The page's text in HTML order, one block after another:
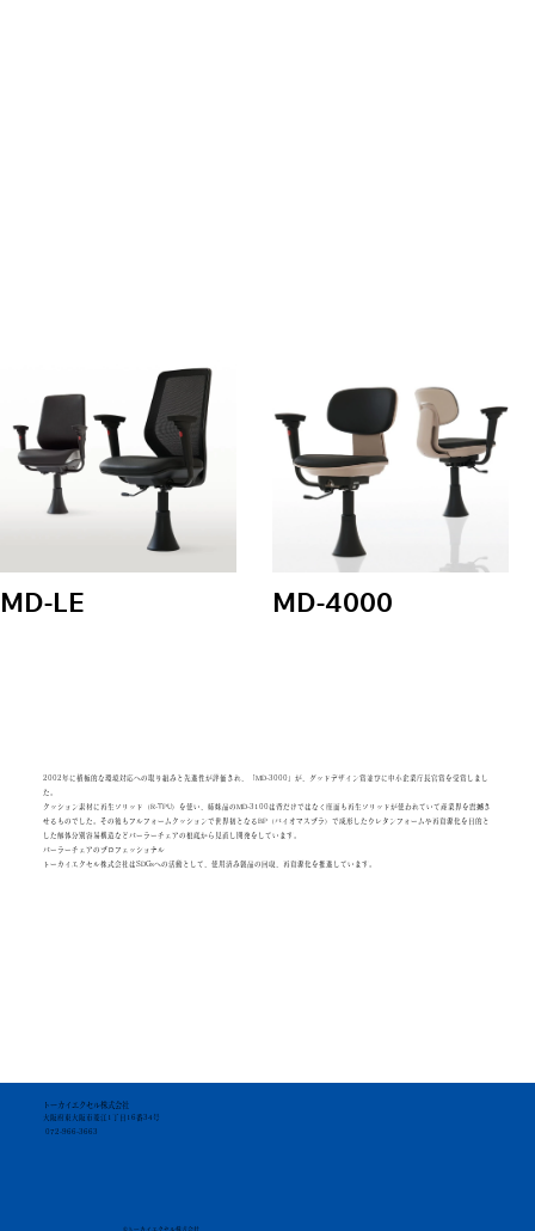
MD-LE MD-4000
2002年に積極的な環境対応への取り組みと先進性が評価され、「MD-3000」が、グッドデザイン賞並びに中小企業庁長官賞を受賞しまし
た。
クッション素材に再生ソリッド（R-TPU）を使い、姉妹品のMD-3100は背だけではなく座面も再生ソリッドが使われていて産業界を震撼さ
せるものでした。その後もフルフォームクッションで世界初となるBP（バイオマスプラ）で成形したウレタンフォームや再資源化を目的と
した解体分別容易構造などパーラーチェアの根底から見直し開発をしています。
パーラーチェアのプロフェッショナル
トーカイエクセル株式会社はSDGsへの活動として、使用済み製品の回収、再資源化を推進しています。
トーカイエクセル株式会社
大阪府東大阪市菱江1丁目16番34号
072-966-3663
©トーカイエクセル株式会社